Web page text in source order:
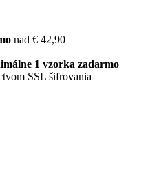
nad € 42,90
1 vzorka zadarmo
SSL šifrovania